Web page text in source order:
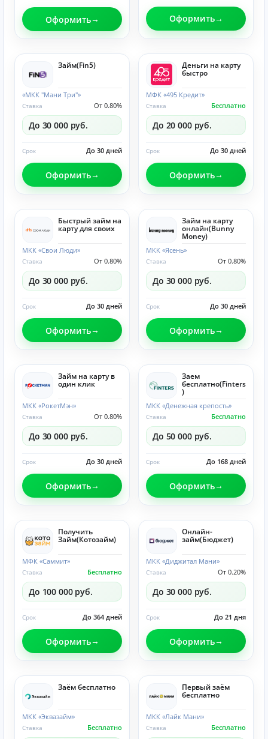
Оформить Оформить
Займ(Fin5)
«МКК "Мани Три"»
От 0.80%
Ставка
До 30 000 руб.
До 30 дней
Срок
Оформить
Деньги на карту
быстро
МФК «495 Кредит»
Бесплатно
Ставка
До 20 000 руб.
До 30 дней
Срок
Оформить
Быстрый займ на
карту для своих
МКК «Свои Люди»
От 0.80%
Ставка
До 30 000 руб.
До 30 дней
Срок
Оформить
Займ на карту
онлайн(Bunny
Money)
МКК «Ясень»
От 0.80%
Ставка
До 30 000 руб.
До 30 дней
Срок
Оформить
Займ на карту в
один клик
МКК «РокетМэн»
От 0.80%
Ставка
До 30 000 руб.
До 30 дней
Срок
Оформить
Заем
бесплатно(Finters
)
МКК «Денежная крепость»
Бесплатно
Ставка
До 50 000 руб.
До 168 дней
Срок
Оформить
Получить
Займ(Котозайм)
МФК «Саммит»
Бесплатно
Ставка
До 100 000 руб.
До 364 дней
Срок
Оформить
Онлайн-
займ(Бюджет)
МКК «Диджитал Мани»
От 0.20%
Ставка
До 30 000 руб.
До 21 дня
Срок
Оформить
Заём бесплатно
МКК «Эквазайм»
Бесплатно
Ставка
Первый заём
бесплатно
МКК «Лайк Мани»
Бесплатно
Ставка